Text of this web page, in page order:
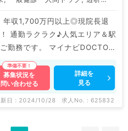
収1,700万円以上◎現院長退
通勤ラクラク♪人気エリア＆駅
マイナビDOCTOR
どの医療機関求人はもちろんの
求人も多数扱っています。 求
にお問合せ下さい。
募集状況を
問い合わせる
詳細を
見る
新日 : 2024/10/28 求人No. : 625832